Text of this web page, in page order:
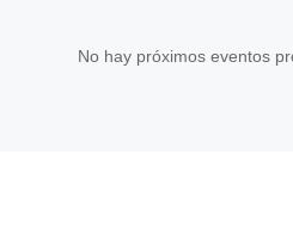
No hay próximos eventos